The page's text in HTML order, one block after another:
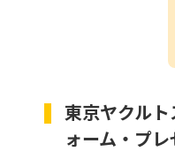
東京ヤクル
ォーム・プ